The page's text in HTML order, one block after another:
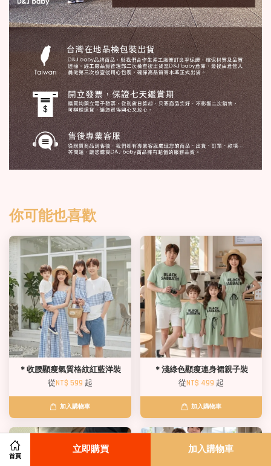
首頁
立即購買 加入購物車
你可能也喜歡
＊收腰顯瘦氣質格紋紅藍洋裝
從NT$ 599 起
加入購物車
＊淺綠色顯瘦連身裙親子裝
從NT$ 499 起
加入購物車